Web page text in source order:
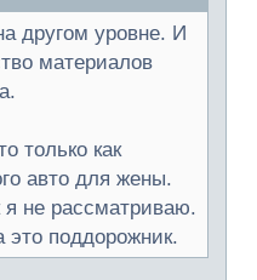
другом уровне. И
материалов
только как
авто для жены.
я не рассматриваю.
это поддорожник.